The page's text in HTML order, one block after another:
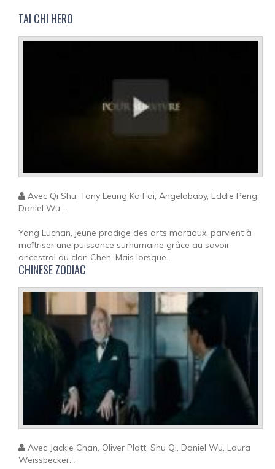
TAI CHI HERO
Avec Qi Shu, Tony Leung Ka Fai, Angelababy, Eddie Peng,
Daniel Wu...
Yang Luchan, jeune prodige des arts martiaux, parvient à
maîtriser une puissance surhumaine grâce au savoir
ancestral du clan Chen. Mais lorsque...
CHINESE ZODIAC
Avec Jackie Chan, Oliver Platt, Shu Qi, Daniel Wu, Laura
Weissbecker...